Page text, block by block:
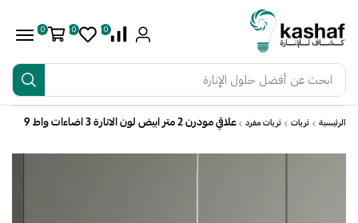
ابحث عن أفضل حلول الإنارة
0
0
0
الرئيسية ثريات ثريات مفرد علاقي مودرن 2 متر ابيض لون الانارة 3 اضاءات واط 9